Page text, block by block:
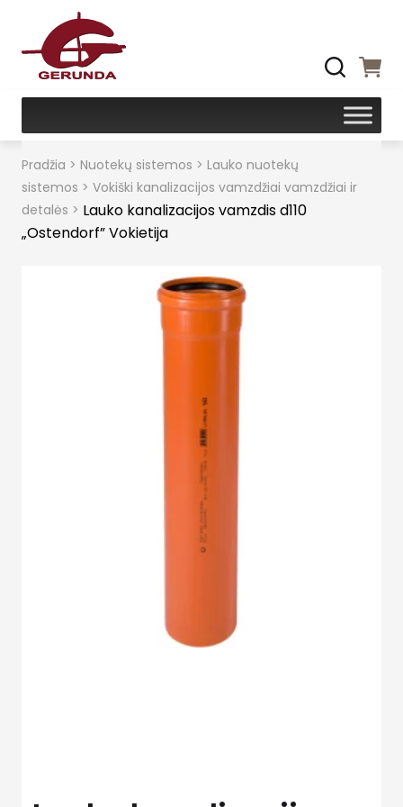
Pradžia > Nuotekų sistemos > Lauko nuotekų
sistemos > Vokiški kanalizacijos vamzdžiai vamzdžiai ir
detalės > Lauko kanalizacijos vamzdis d110
„Ostendorf” Vokietija